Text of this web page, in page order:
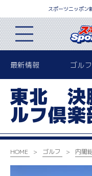
スポーツニッポン
最新情報 ゴルフ
東北 決
ルフ倶楽
HOME ゴルフ 内閣